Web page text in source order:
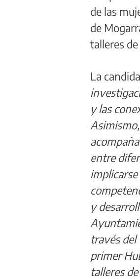
de las
de
talleres
La
y las
entre
y
través del
primer
talleres